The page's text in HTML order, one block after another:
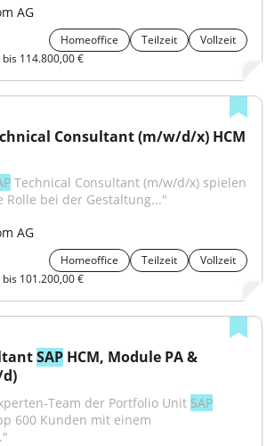
AG
Homeoffice Teilzeit
Vollzeit
114.800,00 €
Consultant (m/w/d/x) HCM
Technical Consultant (m/w/d/x) spielen
Rolle bei der Gestaltung..."
AG
Homeoffice Teilzeit
Vollzeit
101.200,00 €
SAP HCM, Module PA &
Team der Portfolio Unit SAP
600 Kunden mit einem